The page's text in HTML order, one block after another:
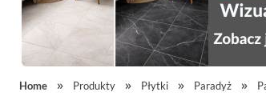
Home Produkty Płytki Paradyż